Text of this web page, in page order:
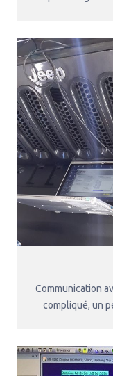
Communication
compliqué, un